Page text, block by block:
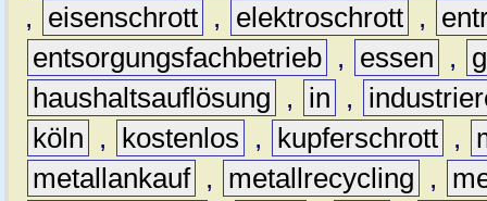
,
eisenschrott , elektroschrott ,
entsorgungsfachbetrieb , essen ,
haushaltsauflösung
, in ,
köln
, kostenlos , kupferschrott ,
metallankauf , metallrecycling ,